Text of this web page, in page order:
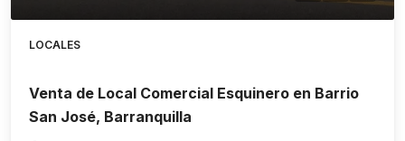
LOCALES
Venta de Local Comercial Esquinero en Barrio
San José, Barranquilla